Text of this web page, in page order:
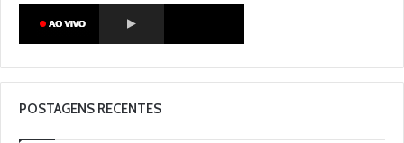
POSTAGENS RECENTES